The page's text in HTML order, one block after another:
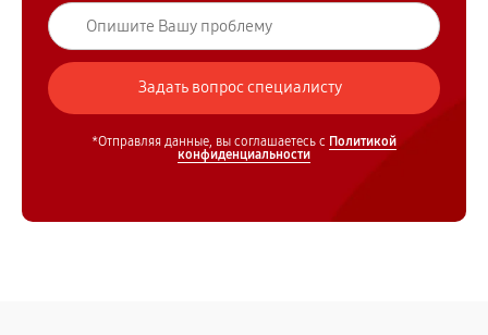
*Отправляя данные, вы соглашаетесь с Политикой
конфиденциальности